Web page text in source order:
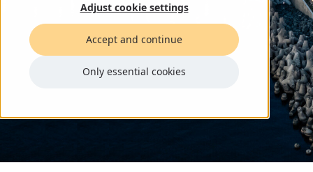
Adjust cookie settings
Accept and continue
Only essential cookies